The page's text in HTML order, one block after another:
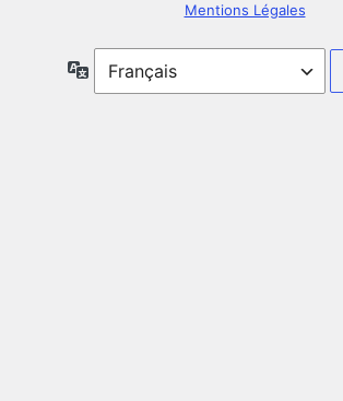
Mentions Légales
Langue